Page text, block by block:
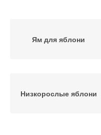
Ям для яблони
Низкорослые яблони